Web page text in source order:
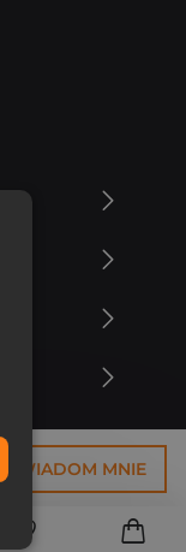
POWIADOM MNIE